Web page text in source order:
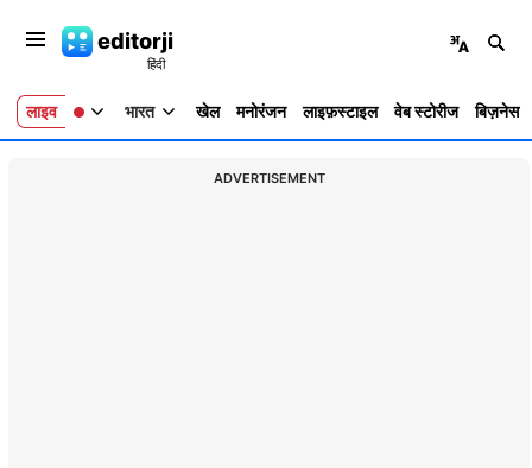
editorji
लाइव भारत खेल मनोरंजन लाइफ़स्टाइल वेब स्टोरीज बिज़नेस
ADVERTISEMENT